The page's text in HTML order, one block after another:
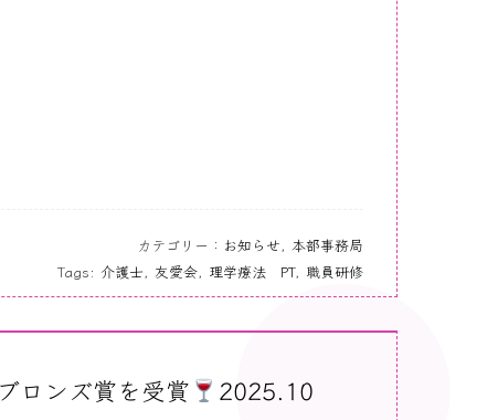
カテゴリー： お知らせ, 本部事務局
Tags: 介護士, 友愛会, 理学療法 PT, 職員研修
ロンズ賞を受賞 2025.10